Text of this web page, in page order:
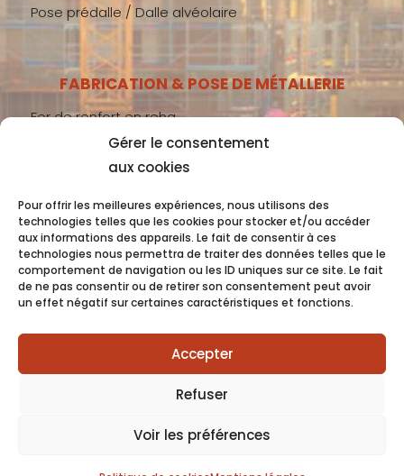
Gérer le consentement
aux cookies
Pour offrir les meilleures expériences, nous utilisons des
technologies telles que les cookies pour stocker et/ou accéder
aux informations des appareils. Le fait de consentir à ces
technologies nous permettra de traiter des données telles que le
comportement de navigation ou les ID uniques sur ce site. Le fait
de ne pas consentir ou de retirer son consentement peut avoir
un effet négatif sur certaines caractéristiques et fonctions.
Accepter
Refuser
Voir les préférences
Pose prédalle / Dalle alvéolaire
FABRICATION & POSE DE MÉTALLERIE
Fer de renfort en reha
Métallerie gros-œuvre
Métallerie second-œuvre
Métallerie industrie
Coquet 2022 -Mentions Légales- Conception
OC COM’UNIQUE